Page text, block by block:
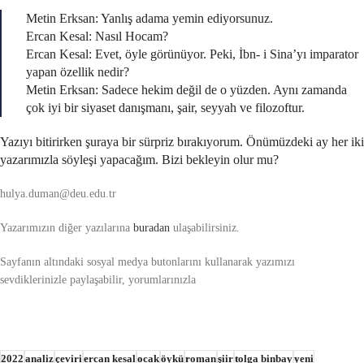
Metin Erksan: Yanlış adama yemin ediyorsunuz.
Ercan Kesal: Nasıl Hocam?
Ercan Kesal: Evet, öyle görünüyor. Peki, İbn- i Sina’yı imparator
yapan özellik nedir?
Metin Erksan: Sadece hekim değil de o yüzden. Aynı zamanda
çok iyi bir siyaset danışmanı, şair, seyyah ve filozoftur.
Yazıyı bitirirken şuraya bir sürpriz bırakıyorum. Önümüzdeki ay her iki
yazarımızla söyleşi yapacağım. Bizi bekleyin olur mu?
hulya.duman@deu.edu.tr
Yazarımızın diğer yazılarına buradan ulaşabilirsiniz.
Sayfanın altındaki sosyal medya butonlarını kullanarak yazımızı
sevdiklerinizle paylaşabilir, yorumlarınızla
2022 analizçeviri ercan kesal ocaköyküromanşiirtolga binbayyeni